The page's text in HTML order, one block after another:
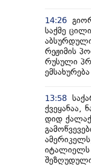
14:26
საქმე
რეჟიმის
რუსული
13:58
ქვეყანაა,
დიდ
იტალიელს